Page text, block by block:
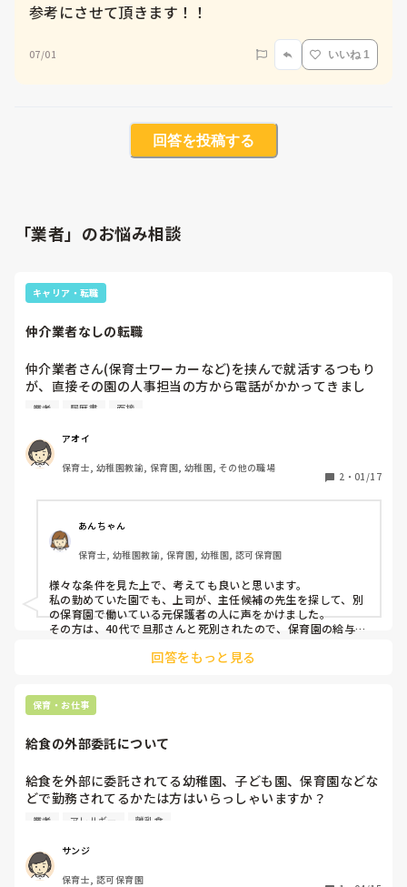
参考にさせて頂きます！！
07/01 いいね 1
回答を投稿する
「業者」のお悩み相談
キャリア・転職
仲介業者なしの転職
仲介業者さん(保育士ワーカーなど)を挟んで就活するつもり
が、直接その園の人事担当の方から電話がかかってきまし
た。
いし、具体的な求人票(自分の経験年数での給与、賞与など
詳しく)をみて自分の働く条件を教えてもらい検討したいと
思っています。
見学は明日の電話で頼むつもりですが、経験年数などを考慮
した具体的な求人票は面接へ進む前に頼んでもいいものなの
でしょうか？面接後の話でしょうか。
まだ担当の方は履歴書をみていないため、経験年数など何も
知らない状態です。
業者 履歴書 面接
アオイ
保育士, 幼稚園教諭, 保育園, 幼稚園, その他の職場
2 ・ 01/17
あんちゃん
保育士, 幼稚園教諭, 保育園, 幼稚園, 認可保育園
様々な条件を見た上で、考えても良いと思います。
私の勤めていた園でも、上司が、主任候補の先生を探して、別
の保育園で働いている元保護者の人に声をかけました。
その方は、40代で旦那さんと死別されたので、保育園の給与よ
なので、主任が、保育園の時より給与を下げないで欲しいと事
実際求人票や園の雰囲気を見てみないと不安だと思うので、見
学や面接前に条件を提示するのは当然だと思います。
回答をもっと見る
保育・お仕事
給食の外部委託について
給食を外部に委託されてる幼稚園、子ども園、保育園などな
どで勤務されてるかたは方はいらっしゃいますか？
ています。
ちなみにおかずだけの委託なので、ご飯は自園でつくる方式
業者 アレルギー 離乳食
サンジ
保育士, 認可保育園